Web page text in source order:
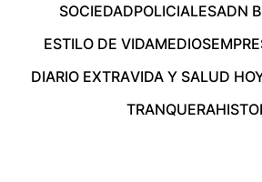
SOCIEDADPOLICIALESADN
ESTILO DE VIDAMEDIOS
DIARIO EXTRAVIDA Y SALUD
TRANQUERA